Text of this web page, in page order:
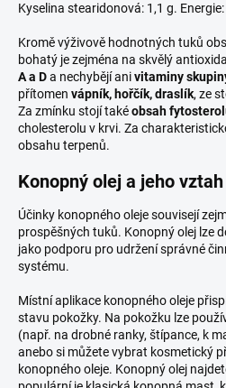
Kyselina stearidonová: 1,1 g.
Kromě výživově hodnotných tuků
bohatý je zejména na skvělý
A a Da nechybějí anivitaminy
přítomen vápník, hořčík, draslík, ze
Za zmínku stojí takéobsah
cholesterolu v krvi. Za
obsahu terpenů.
Konopný olej a jeho
Účinky konopného oleje souvisejí
prospěšných tuků. Konopný olej lze
jako podporu pro udržení správné
systému.
Místní aplikace konopného oleje
stavu pokožky. Na pokožku lze
(např. na drobné ranky, štípance, k
anebo si můžete vybrat kosmetický
konopného oleje. Konopný olej